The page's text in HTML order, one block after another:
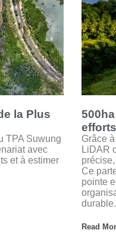
la Plus
TPA Suwung
avec
et à estimer
Grâce
LiDAR
Ce
pointe
durable.
Read